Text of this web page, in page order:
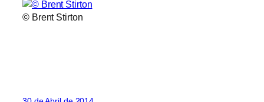
© Brent Stirton